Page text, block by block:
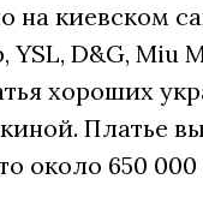
на киевском
D&G, Miu
хороших
Платье
около 650